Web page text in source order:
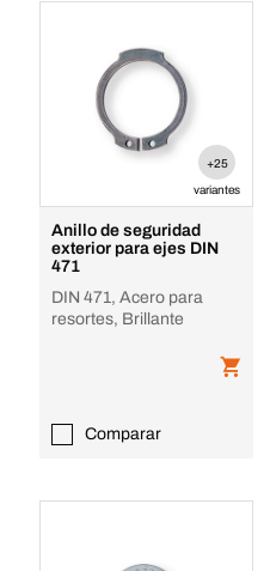
+25
variantes
Anillo de seguridad
exterior para ejes DIN
471
DIN 471, Acero para
resortes, Brillante
Comparar